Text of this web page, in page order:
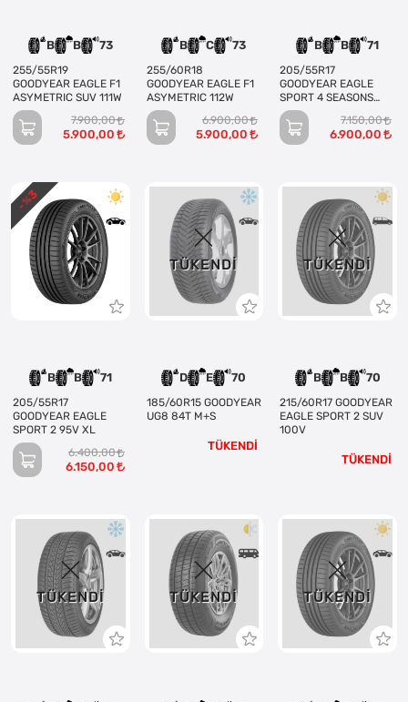
B B 73
255/55R19
GOODYEAR EAGLE F1
ASYMETRIC SUV 111W
7.900,00
5.900,00
B C 73
255/60R18
GOODYEAR EAGLE F1
ASYMETRIC 112W
6.900,00
5.900,00
B B 71
205/55R17
GOODYEAR EAGLE
SPORT 4 SEASONS
95V XL
7.150,00
6.900,00
B B 71
205/55R17
GOODYEAR EAGLE
SPORT 2 95V XL
6.400,00
6.150,00
- %
3
TÜKENDI
D E 70
185/60R15 GOODYEAR
UG8 84T M+S
TÜKENDİ
TÜKENDI
B B 70
215/60R17 GOODYEAR
EAGLE SPORT 2 SUV
100V
TÜKENDİ
TÜKENDI TÜKENDI TÜKENDI